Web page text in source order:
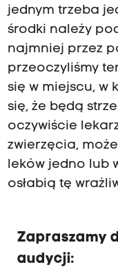
jednym trzeba
środki należy
najmniej przez
przeoczyliśmy
się w miejscu, w
się, że będą
oczywiście
zwierzęcia,
leków jedno lub
osłabią tę
Zapraszamy
audycji: